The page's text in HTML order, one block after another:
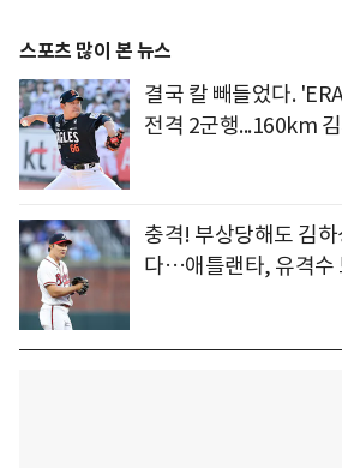
스포츠 많이 본 뉴스
결국 칼 빼들었다.
전격 2군행...160km
충격! 부상당해도 김
다…애틀랜타, 유격수